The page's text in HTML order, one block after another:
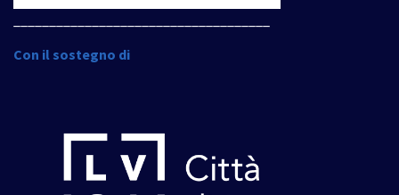
Con il sostegno di